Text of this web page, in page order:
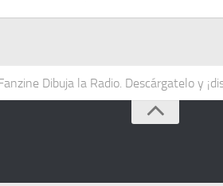
Dibuja la Radio. Descárgatelo y